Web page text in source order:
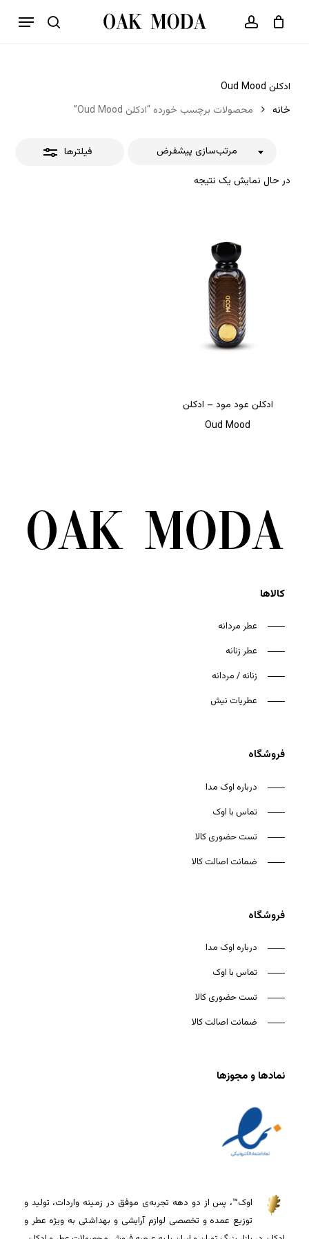
جستجو حساب کاربری
فهرست
سبد خرید بستن
ادکلن Oud Mood
خانه
محصولات برچسب خورده “ادکلن Oud Mood”
فیلترها
در حال نمایش یک نتیجه
مرتب‌سازی پیشفرض
بستن
ادکلن عود مود – ادکلن
Oud Mood
کالاها
عطر مردانه
عطر زنانه
زنانه / مردانه
عطریات نیش
فروشگاه
درباره اوک مدا
تماس با اوک
تست حضوری کالا
ضمانت اصالت کالا
فروشگاه
درباره اوک مدا
تماس با اوک
تست حضوری کالا
ضمانت اصالت کالا
نمادها و مجوزها
اوک™، پس از دو دهه تجربه‌ی موفق در زمینه واردات، تولید و
توزیع عمده و تخصصی لوازم آرایشی و بهداشتی به ویژه عطر و